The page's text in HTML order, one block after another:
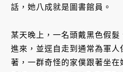
話，她八成就是圖書館員。
某天晚上，一名頭戴黑色假髮
進來，並逕自走到通常為軍
著，一群奇怪的家僕跟著坐在